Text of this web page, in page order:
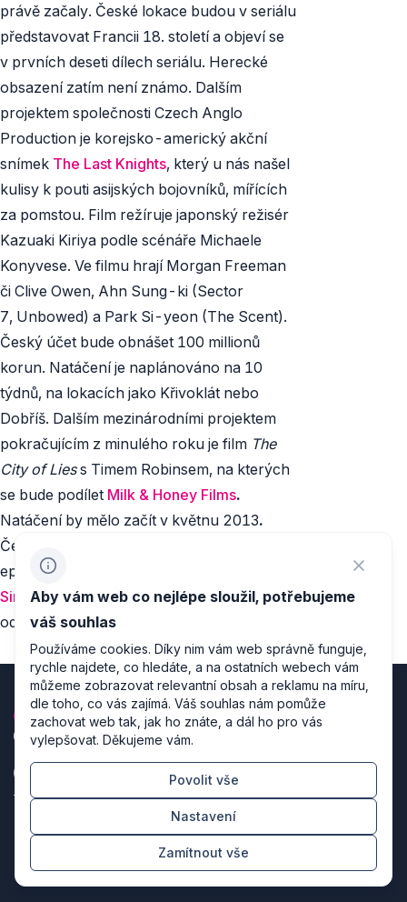
právě začaly. České lokace budou v seriálu
představovat Francii 18. století a objeví se
v prvních deseti dílech seriálu. Herecké
obsazení zatím není známo. Dalším
projektem společnosti Czech Anglo
Production je korejsko-americký akční
snímek The Last Knights, který u nás našel
kulisy k pouti asijských bojovníků, mířících
za pomstou. Film režíruje japonský režisér
Kazuaki Kiriya podle scénáře Michaele
Konyvese. Ve filmu hrají Morgan Freeman
či Clive Owen, Ahn Sung-ki (Sector
7, Unbowed) a Park Si-yeon (The Scent).
Český účet bude obnášet 100 millionů
korun. Natáčení je naplánováno na 10
týdnů, na lokacích jako Křivoklát nebo
Dobříš. Dalším mezinárodními projektem
pokračujícím z minulého roku je film The
City of Liess Timem Robinsem, na kterých
se bude podílet Milk & Honey Films.
Natáčení by mělo začít v květnu 2013.
České lokace využije i skandinávský filmový
epos
1864
Sirena Filma natáčení v ČR je naplánováno
od začátku dubna do července 2013.
Zásady zpracování osobních údajů
Nastavení cookies
Režiséři designu & producenti kódu
Aby vám web co nejlépe sloužil, potřebujeme
váš souhlas
Používáme cookies. Díky nim vám web správně funguje,
rychle najdete, co hledáte, a na ostatních webech vám
můžeme zobrazovat relevantní obsah a reklamu na míru,
dle toho, co vás zajímá. Váš souhlas nám pomůže
zachovat web tak, jak ho znáte, a dál ho pro vás
vylepšovat. Děkujeme vám.
Povolit vše
Nastavení
Zamítnout vše